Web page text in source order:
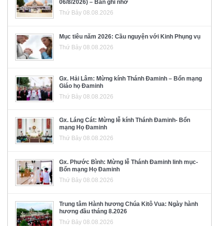
06/8/2026) – Bản ghi nhớ
Thứ Bảy 08.08.2026
Mục tiêu năm 2026: Cầu nguyện với Kinh Phụng vụ
Thứ Bảy 08.08.2026
Gx. Hải Lâm: Mừng kính Thánh Đaminh – Bổn mạng
Giáo họ Đaminh
Thứ Bảy 08.08.2026
Gx. Láng Cát: Mừng lễ kính Thánh Đaminh- Bổn
mạng Họ Đaminh
Thứ Bảy 08.08.2026
Gx. Phước Bình: Mừng lễ Thánh Đaminh linh mục-
Bổn mạng Họ Đaminh
Thứ Bảy 08.08.2026
Trung tâm Hành hương Chúa Kitô Vua: Ngày hành
hương đầu tháng 8.2026
Thứ Bảy 08.08.2026